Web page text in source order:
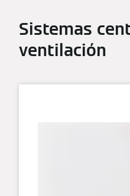
Sistemas
ventilación